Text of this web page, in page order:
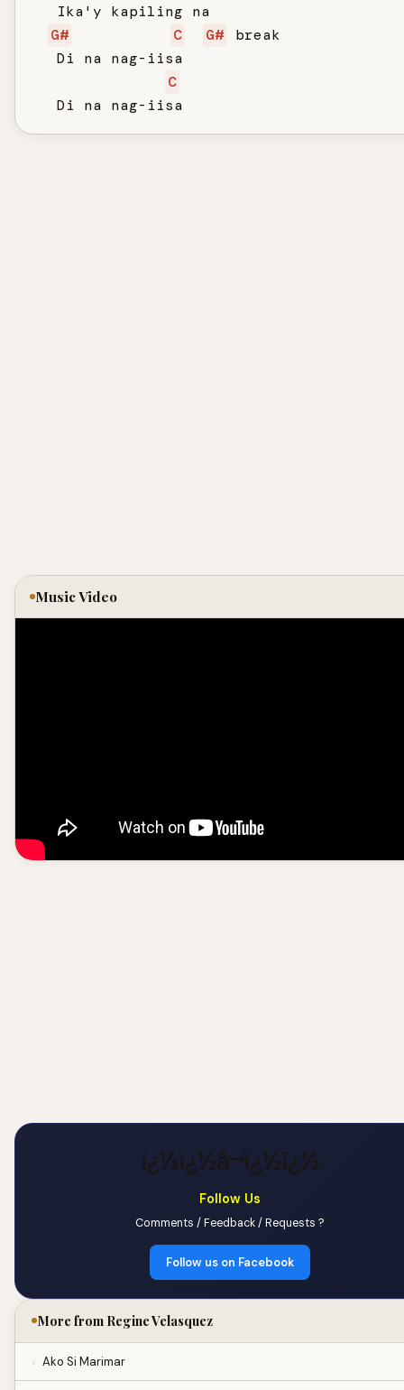
   Ika'y kapiling na
G#
C G#
break
   Di na nag-iisa
C
   Di na nag-iisa
Music Video
ï¿½ï¿½â¬ï¿½ï¿½
Follow Us
Comments / Feedback / Requests ?
Follow us on Facebook
More from Regine Velasquez
Ako Si Marimar